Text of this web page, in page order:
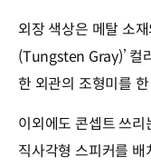
외장 색상은 메탈 소
(Tungsten Gray)’ 컬
한 외관의 조형미를
이외에도 콘셉트 쓰
직사각형 스피커를 배